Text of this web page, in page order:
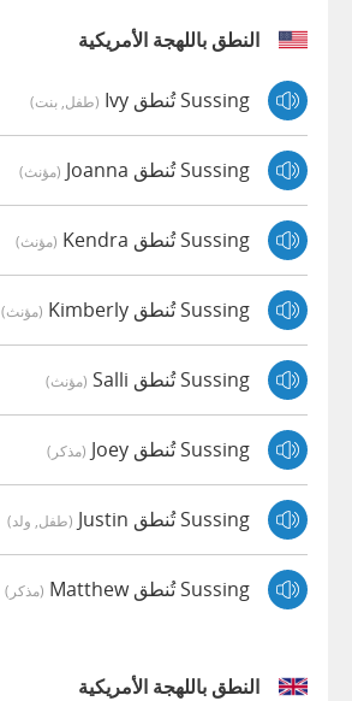
النطق باللهجة الأمريكية
Sussing تُنطق Ivy (طفل, بنت)
Sussing تُنطق Joanna (مؤنث)
Sussing تُنطق Kendra (مؤنث)
Sussing تُنطق Kimberly (مؤنث)
Sussing تُنطق Salli (مؤنث)
Sussing تُنطق Joey (مذكر)
Sussing تُنطق Justin (طفل, ولد)
Sussing تُنطق Matthew (مذكر)
النطق باللهجة الأمريكية